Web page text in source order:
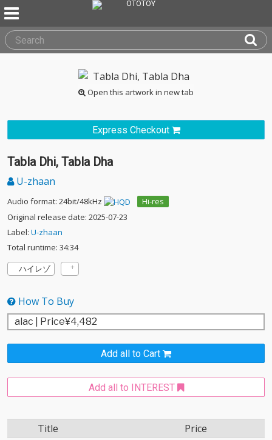
Open this artwork in new tab
Express Checkout
Tabla Dhi, Tabla Dha
U-zhaan
Audio format: 24bit/48kHz
Hi-res
Original release date: 2025-07-23
Label: U-zhaan
Total runtime: 34:34
ハイレゾ
How To Buy
Add all to Cart
Add all to INTEREST
Title Price